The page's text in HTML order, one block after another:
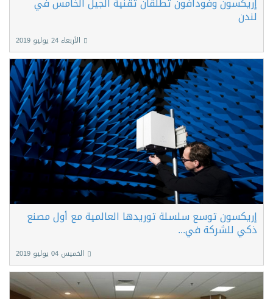
لندن
الأربعاء 24 يوليو 2019
إريكسون توسع سلسلة توريدها العالمية مع أول مصنع
ذكي للشركة في...
الخميس 04 يوليو 2019